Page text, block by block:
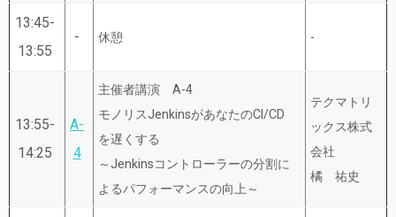
13:45-
13:55
- 休憩 -
13:55-
14:25
A-
4
主催者講演 A-4
モノリスJenkinsがあなたのCI/CD
を遅くする
～Jenkinsコントローラーの分割に
よるパフォーマンスの向上～
テクマトリ
ックス株式
会社
橘 祐史